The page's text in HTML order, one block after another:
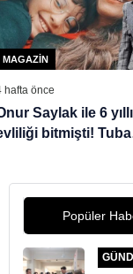
MAGAZIN
hafta önce
Saylak ile 6
bitmişti! Tuba
Popüler